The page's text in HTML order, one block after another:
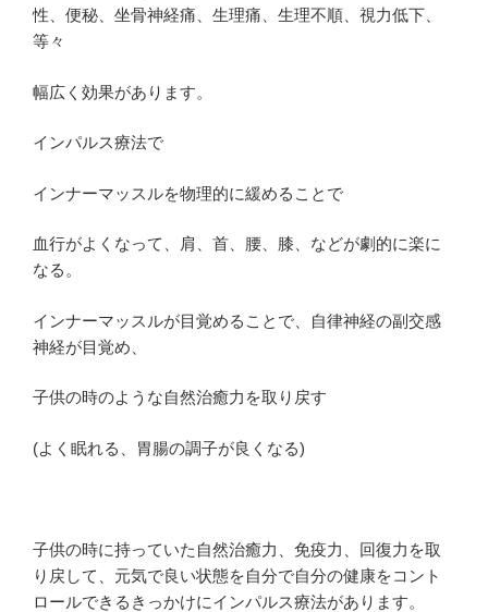
性、便秘、坐骨神経痛、生理痛、生理不順、視力低下、
等々
幅広く効果があります。
インパルス療法で
インナーマッスルを物理的に緩めることで
血行がよくなって、肩、首、腰、膝、などが劇的に楽に
なる。
インナーマッスルが目覚めることで、自律神経の副交感
神経が目覚め、
子供の時のような自然治癒力を取り戻す
(よく眠れる、胃腸の調子が良くなる)
子供の時に持っていた自然治癒力、免疫力、回復力を取
り戻して、元気で良い状態を自分で自分の健康をコント
ロールできるきっかけにインパルス療法があります。